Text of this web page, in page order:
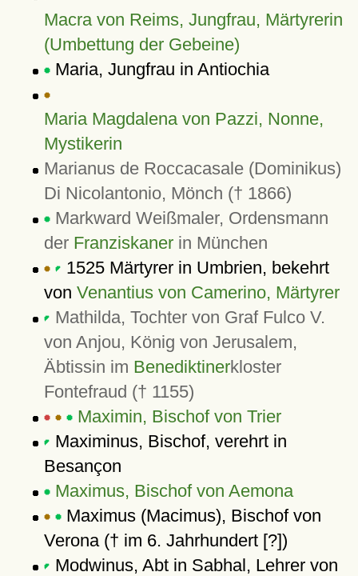
Macra von Reims, Jungfrau, Märtyrerin
(Umbettung der Gebeine)
Maria, Jungfrau in Antiochia
Maria Magdalena von Pazzi, Nonne,
Mystikerin
Marianus de Roccacasale (Dominikus)
Di Nicolantonio, Mönch († 1866)
Markward Weißmaler, Ordensmann
der Franziskanerin München
1525 Märtyrer in Umbrien, bekehrt
von Venantius von Camerino, Märtyrer
Mathilda, Tochter von Graf Fulco V.
von Anjou, König von Jerusalem,
Äbtissin im Benediktinerkloster
Fontefraud († 1155)
Maximin, Bischof von Trier
Maximinus, Bischof, verehrt in
Besançon
Maximus, Bischof von Aemona
Maximus (Macimus), Bischof von
Verona († im 6. Jahrhundert [?])
Modwinus, Abt in Sabhal, Lehrer von